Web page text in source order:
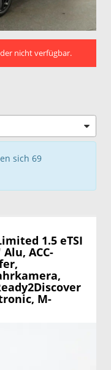
nicht verfügbar.
sich 69
1.5 eTSI
Alu, ACC-
M-